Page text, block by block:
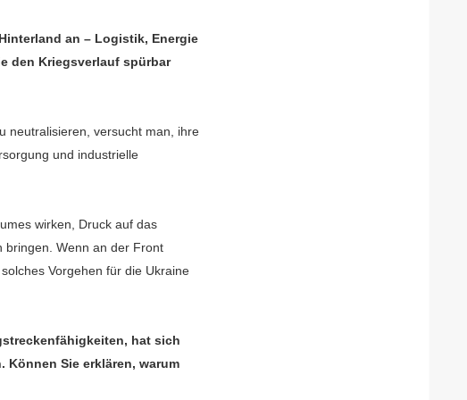
an – Logistik, Energie
den Kriegsverlauf spürbar
neutralisieren, versucht man, ihre
und industrielle
wirken, Druck auf das
bringen. Wenn an der Front
Vorgehen für die Ukraine
hat sich
Sie erklären, warum